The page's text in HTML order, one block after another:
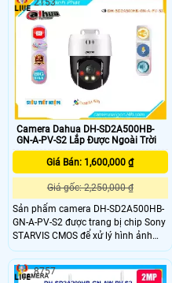
có thiết kế có thể nhìn có màu ban
đêm bằng đèn LeD trợ sáng
Camera Dahua DH-SD2A500HB-
GN-A-PV-S2 Lắp Được Ngoài Trời
Giá Bán: 1,600,000 ₫
Giá gốc: 2,250,000 ₫
Sản phẩm camera DH-SD2A500HB-
GN-A-PV-S2 được trang bị chip Sony
STARVIS CMOS để xử lý hình ảnh
hiệu quả. Đặc biệt, chất lượng hình
ảnh ban đêm với khả năng Full
Color lên đến 30m, cho hình ảnh sắc
2153
8757